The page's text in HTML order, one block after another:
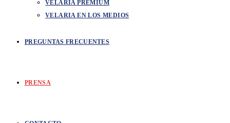
VELARIA PREMIUM
VELARIA EN LOS MEDIOS
PREGUNTAS FRECUENTES
PRENSA